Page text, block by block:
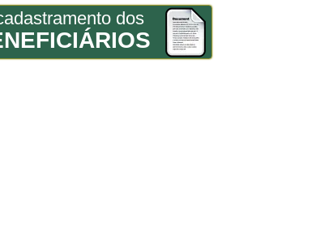
dos